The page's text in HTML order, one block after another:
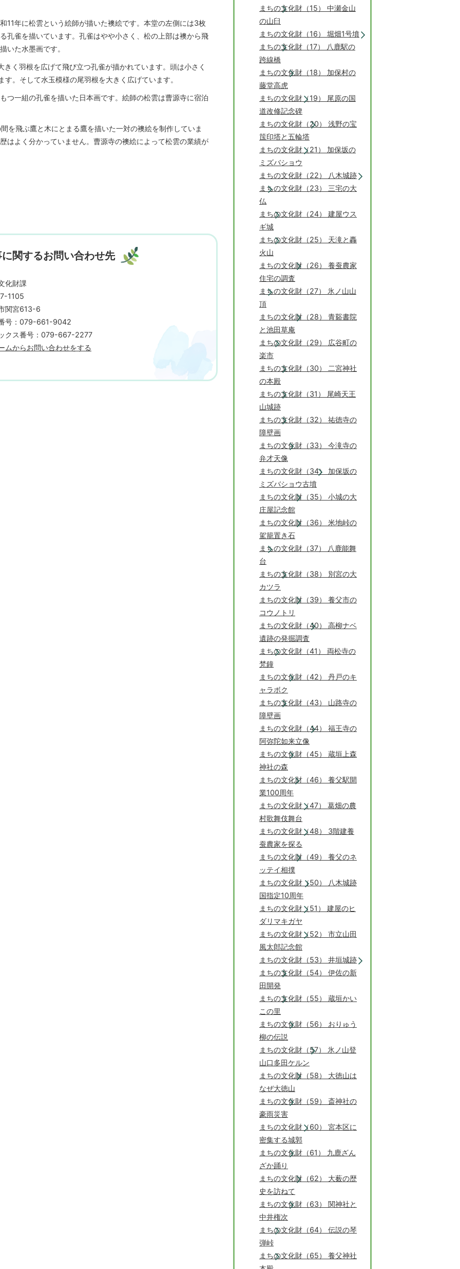
11年に松雲という絵師が描いた襖絵です。本堂の左側には3枚
孔雀を描いています。孔雀はやや小さく、松の上部は襖から飛
いた水墨画です。
く羽根を広げて飛び立つ孔雀が描かれています。頭は小さく
。そして水玉模様の尾羽根を大きく広げています。
つ一組の孔雀を描いた日本画です。絵師の松雲は曹源寺に宿泊
を飛ぶ鷹と木にとまる鷹を描いた一対の襖絵を制作していま
はよく分かっていません。曹源寺の襖絵によって松雲の業績が
関するお問い合わせ先
化財課
1105
関宮613-6
号：079-661-9042
クス番号：079-667-2277
ムからお問い合わせをする
まちの文化財（15） 中瀬金山
の山臼
まちの文化財（16） 堀畑1号墳
まちの文化財（17） 八鹿駅の
跨線橋
まちの文化財（18） 加保村の
藤堂高虎
まちの文化財（19） 尾原の国
道改修記念碑
まちの文化財（20） 浅野の宝
筺印塔と五輪塔
まちの文化財（21） 加保坂の
ミズバショウ
まちの文化財（22） 八木城跡
まちの文化財（23） 三宅の大
仏
まちの文化財（24） 建屋ウス
ギ城
まちの文化財（25） 天滝と轟
火山
まちの文化財（26） 養蚕農家
住宅の調査
まちの文化財（27） 氷ノ山山
頂
まちの文化財（28） 青谿書院
と池田草庵
まちの文化財（29） 広谷町の
楽市
まちの文化財（30） 二宮神社
の本殿
まちの文化財（31） 尾崎天王
山城跡
まちの文化財（32） 祐徳寺の
障壁画
まちの文化財（33） 今滝寺の
弁才天像
まちの文化財（34） 加保坂の
ミズバショウ古墳
まちの文化財（35） 小城の大
庄屋記念館
まちの文化財（36） 米地峠の
駕籠置き石
まちの文化財（37） 八鹿能舞
台
まちの文化財（38） 別宮の大
カツラ
まちの文化財（39） 養父市の
コウノトリ
まちの文化財（40） 高柳ナベ
遺跡の発掘調査
まちの文化財（41） 両松寺の
梵鐘
まちの文化財（42） 丹戸のキ
ャラボク
まちの文化財（43） 山路寺の
障壁画
まちの文化財（44） 福王寺の
阿弥陀如来立像
まちの文化財（45） 蔵垣上森
神社の森
まちの文化財（46） 養父駅開
業100周年
まちの文化財（47） 葛畑の農
村歌舞伎舞台
まちの文化財（48） 3階建養
蚕農家を探る
まちの文化財（49） 養父のネ
ッテイ相撲
まちの文化財（50） 八木城跡
国指定10周年
まちの文化財（51） 建屋のヒ
ダリマキガヤ
まちの文化財（52） 市立山田
風太郎記念館
まちの文化財（53） 井垣城跡
まちの文化財（54） 伊佐の新
田開発
まちの文化財（55） 蔵垣かい
この里
まちの文化財（56） おりゅう
柳の伝説
まちの文化財（57） 氷ノ山登
山口多田ケルン
まちの文化財（58） 大徳山は
なぜ大徳山
まちの文化財（59） 斎神社の
豪雨災害
まちの文化財（60） 宮本区に
密集する城郭
まちの文化財（61） 九鹿ざん
ざか踊り
まちの文化財（62） 大薮の歴
史を訪ねて
まちの文化財（63） 関神社と
中井権次
まちの文化財（64） 伝説の琴
弾峠
まちの文化財（65） 養父神社